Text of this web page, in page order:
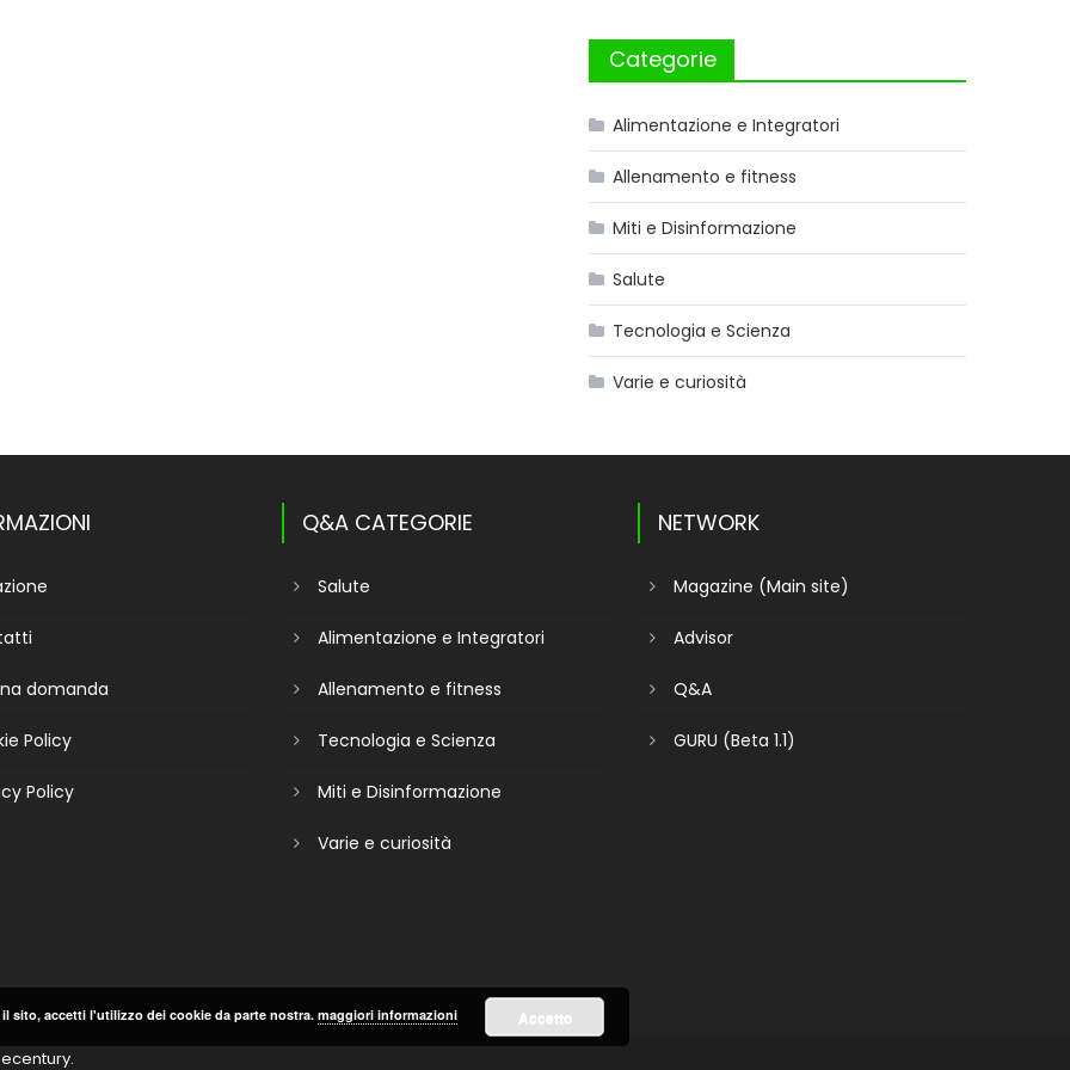
Categorie
Alimentazione e Integratori
Allenamento e fitness
Miti e Disinformazione
Salute
Tecnologia e Scienza
Varie e curiosità
domanda
Policy
Policy
Q&A CATEGORIE
Salute
Alimentazione e Integratori
Allenamento e fitness
Tecnologia e Scienza
Miti e Disinformazione
Varie e curiosità
NETWORK
Magazine (Main site)
Advisor
Q&A
GURU (Beta 1.1)
.
sito, accetti l'utilizzo dei cookie da parte nostra. maggiori informazioni Accetto